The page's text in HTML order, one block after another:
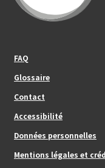
FAQ
Glossaire
Contact
Footer_center
Accessibilité
Données personnelles
Mentions légales et